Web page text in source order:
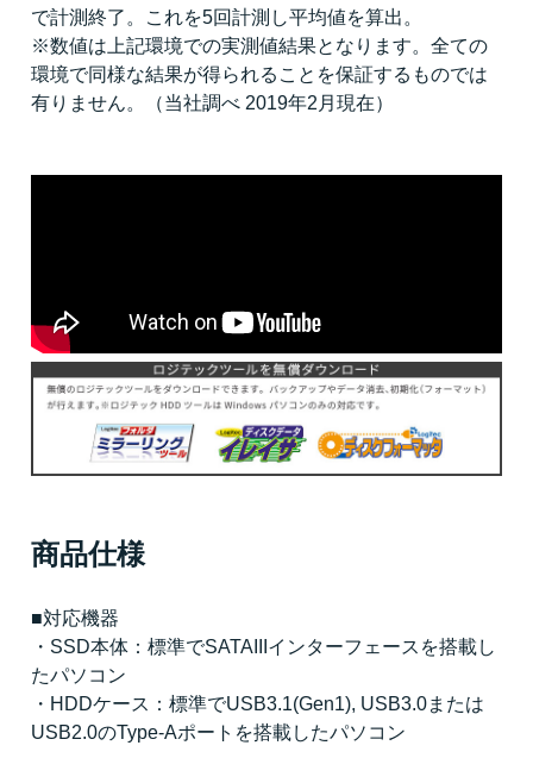
で計測終了。これを5回計測し平均値を算出。
※数値は上記環境での実測値結果となります。全ての
環境で同様な結果が得られることを保証するものでは
有りません。（当社調べ 2019年2月現在）
商品仕様
■対応機器
・SSD本体：標準でSATAIIIインターフェースを搭載し
たパソコン
・HDDケース：標準でUSB3.1(Gen1), USB3.0または
USB2.0のType-Aポートを搭載したパソコン